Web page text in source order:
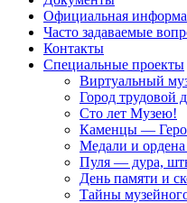
Официальная
Часто задаваемые
Контакты
Специальные проекты
Виртуальный
Город трудовой
Сто лет Музею!
Каменцы —
Медали и
Пуля — дура,
День памяти и
Тайны